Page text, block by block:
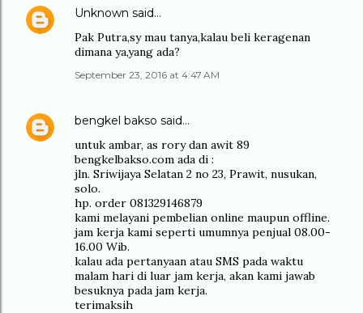
Unknown said…
Pak Putra,sy mau tanya,kalau beli keragenan
dimana ya,yang ada?
September 23, 2016 at 4:47 AM
bengkel bakso said…
untuk ambar, as rory dan awit 89
bengkelbakso.com ada di :
jln. Sriwijaya Selatan 2 no 23, Prawit, nusukan,
solo.
hp. order 081329146879
kami melayani pembelian online maupun offline.
jam kerja kami seperti umumnya penjual 08.00-
16.00 Wib.
kalau ada pertanyaan atau SMS pada waktu
malam hari di luar jam kerja, akan kami jawab
besuknya pada jam kerja.
terimaksih